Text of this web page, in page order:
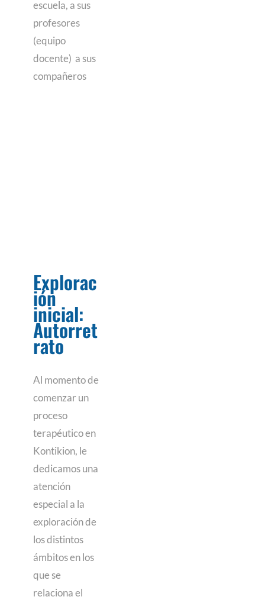
escuela, a sus
profesores
(equipo
docente) a sus
compañeros
Explorac
ión
inicial:
Autorret
rato
Al momento de
comenzar un
proceso
terapéutico en
Kontikion, le
dedicamos una
atención
especial a la
exploración de
los distintos
ámbitos en los
que se
relaciona el